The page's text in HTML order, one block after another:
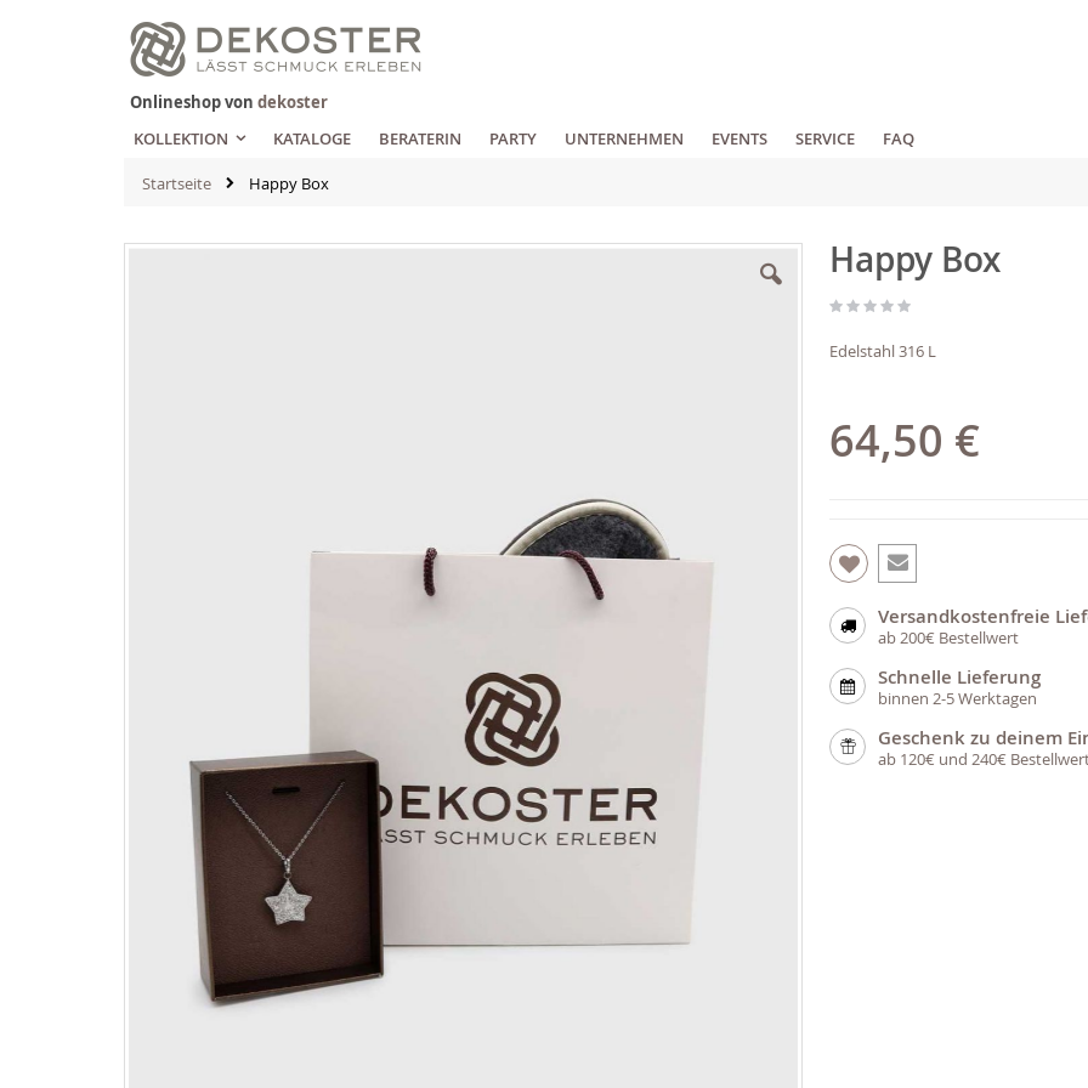
Zum
Inhalt
springen
Onlineshop von dekoster
KOLLEKTION
KATALOGE BERATERIN PARTY UNTERNEHMEN EVENTS SERVICE FAQ
Startseite Happy Box
Happy Box
Edelstahl 316 L
64,50 €
Versandkostenfreie
ab 200€ Bestellwert
Schnelle Lieferung
binnen 2-5 Werktagen
Geschenk zu deinem
ab 120€ und 240€